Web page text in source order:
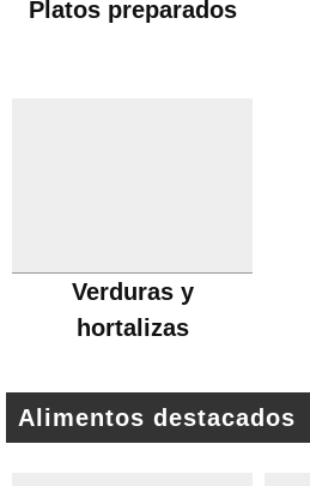
Platos preparados
Verduras y
hortalizas
Alimentos destacados